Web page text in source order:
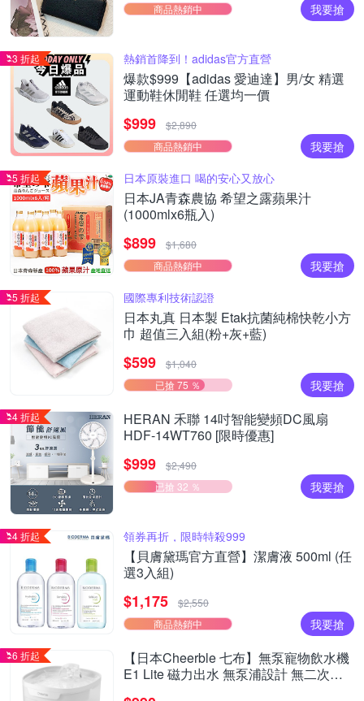
商品熱銷中
我要搶
3 折起 熱銷首降到！adidas官方直營
爆款$999【adidas 愛迪達】男/女 精選
運動鞋休閒鞋 任選均一價
$999
$2,890
商品熱銷中
我要搶
5 折起 日本原裝進口 喝的安心又放心
日本JA青森農協 希望之露蘋果汁
(1000mlx6瓶入)
$899
$1,680
商品熱銷中
我要搶
5 折起 國際專利技術認證
日本丸真 日本製 Etak抗菌純棉快乾小方
巾 超值三入組(粉+灰+藍)
$599
$1,040
已搶 75 ％
我要搶
4 折起
HERAN 禾聯 14吋智能變頻DC風扇
HDF-14WT760 [限時優惠]
$999
$2,490
已搶 32 ％
我要搶
4 折起 領券再折，限時特殺999
【貝膚黛瑪官方直營】潔膚液 500ml (任
選3入組)
$1,175
$2,550
商品熱銷中
我要搶
6 折起
【日本Cheerble 七布】無泵寵物飲水機
E1 Lite 磁力出水 無泵浦設計 無二次汙